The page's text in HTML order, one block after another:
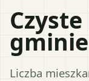
Liczba